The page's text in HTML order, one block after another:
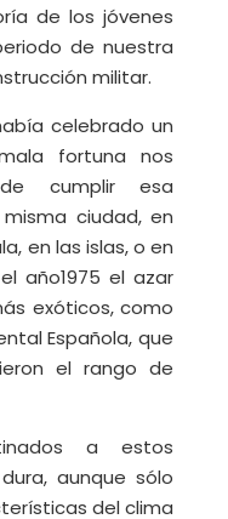
de los jóvenes
de nuestra
militar.
celebrado un
fortuna nos
cumplir esa
ciudad, en
en las islas, o en
año1975 el azar
exóticos, como
Española, que
el rango de
a estos
aunque sólo
del clima